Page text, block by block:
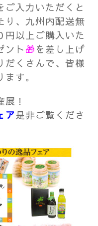
入力いただくと
り、九州内配送無
円以上ご購入いた
ント🎁を差し上げ
だくさんで、皆様
す。
！
ア是非ご覧くださ